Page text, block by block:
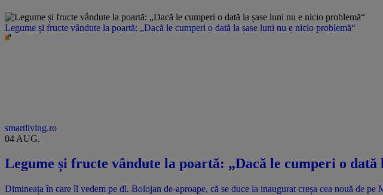
Legume și fructe vândute la poartă: „Dacă le cumperi o dată la șase luni nu e nicio problemă“
smartliving.ro
04 AUG.
Legume și fructe vândute la poartă: „Dacă le cumperi o dată
Dimineața în care îl vedem pe dl. Bolojan de-aproape, că se duce la inaugurat creșa cea nouă de